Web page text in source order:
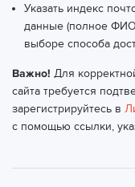
Указать индекс
данные (полное
выборе способа
Важно! Для
сайта требуется
зарегистрируйтесь в
с помощью ссылки,